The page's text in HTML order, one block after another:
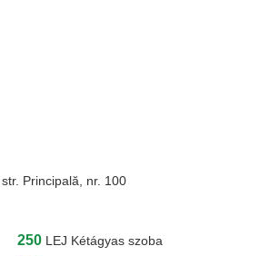
, str. Principală, nr. 100
250 LEJ Kétágyas szoba